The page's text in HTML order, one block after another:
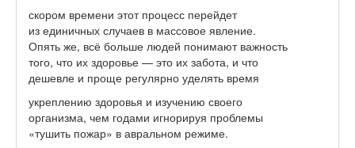
скором времени этот процесс перейдет
из единичных случаев в массовое явление.
Опять же, всё больше людей понимают важность
того, что их здоровье — это их забота, и что
дешевле и проще регулярно уделять время
укреплению здоровья и изучению своего
организма, чем годами игнорируя проблемы
«тушить пожар» в авральном режиме.